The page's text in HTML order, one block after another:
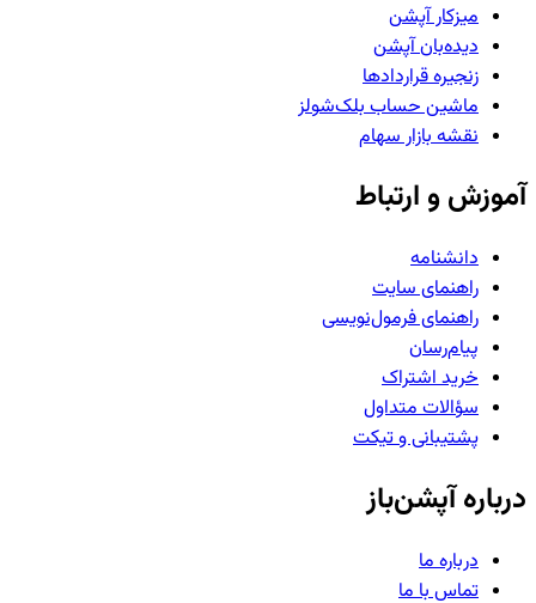
میزکار آپشن
دیده‌بان آپشن
زنجیره قراردادها
ماشین حساب بلک‌شولز
نقشه بازار سهام
آموزش و ارتباط
دانشنامه
راهنمای سایت
راهنمای فرمول‌نویسی
پیام‌رسان
خرید اشتراک
سؤالات متداول
پشتیبانی و تیکت
درباره آپشن‌باز
درباره ما
تماس با ما